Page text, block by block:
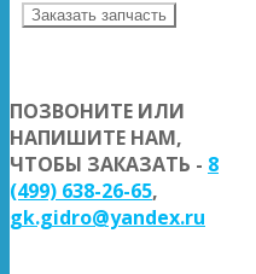
Заказать запчасть
ПОЗВОНИТЕ ИЛИ
НАПИШИТЕ НАМ,
ЧТОБЫ ЗАКАЗАТЬ - 8
(499) 638-26-65,
gk.gidro@yandex.ru